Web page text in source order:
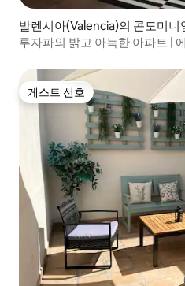
발렌시아(Valencia)의 콘도미니
루자파의 밝고 아늑한 아파트 |
게스트 선호
게스트 선호